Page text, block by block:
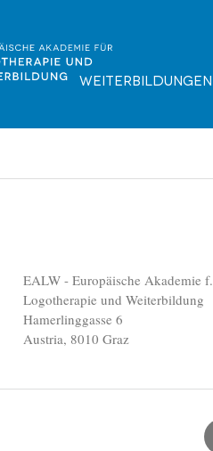
Weiterbildungen
Josef
Dateiformat :PDF
Vorschau
EALW - Europäische Akademie f.
Logotherapie und Weiterbildung
Hamerlinggasse 6
Austria, 8010 Graz